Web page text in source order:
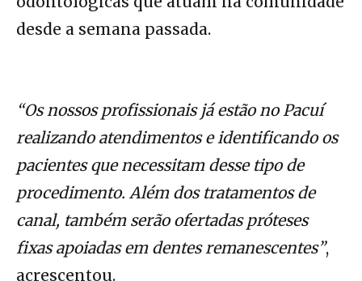
desde a semana passada.
“Os nossos profissionais já estão no Pacuí
realizando atendimentos e identificando os
pacientes que necessitam desse tipo de
procedimento. Além dos tratamentos de
canal, também serão ofertadas próteses
fixas apoiadas em dentes remanescentes”,
acrescentou.